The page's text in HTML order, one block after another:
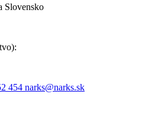
Slovensko
454 narks@narks.sk